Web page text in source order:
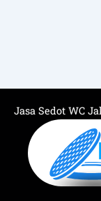
Jasa Sedot WC